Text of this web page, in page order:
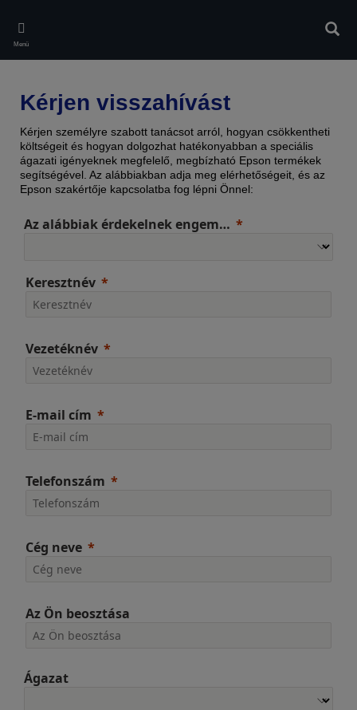
main
content
Menü
Kérjen visszahívást
Kérjen személyre szabott tanácsot arról, hogyan csökkentheti
költségeit és hogyan dolgozhat hatékonyabban a speciális
ágazati igényeknek megfelelő, megbízható Epson termékek
segítségével. Az alábbiakban adja meg elérhetőségeit, és az
Epson szakértője kapcsolatba fog lépni Önnel:
Az alábbiak érdekelnek engem…
Keresztnév
Vezetéknév
E-mail cím
Telefonszám
Cég neve
Az Ön beosztása
Ágazat